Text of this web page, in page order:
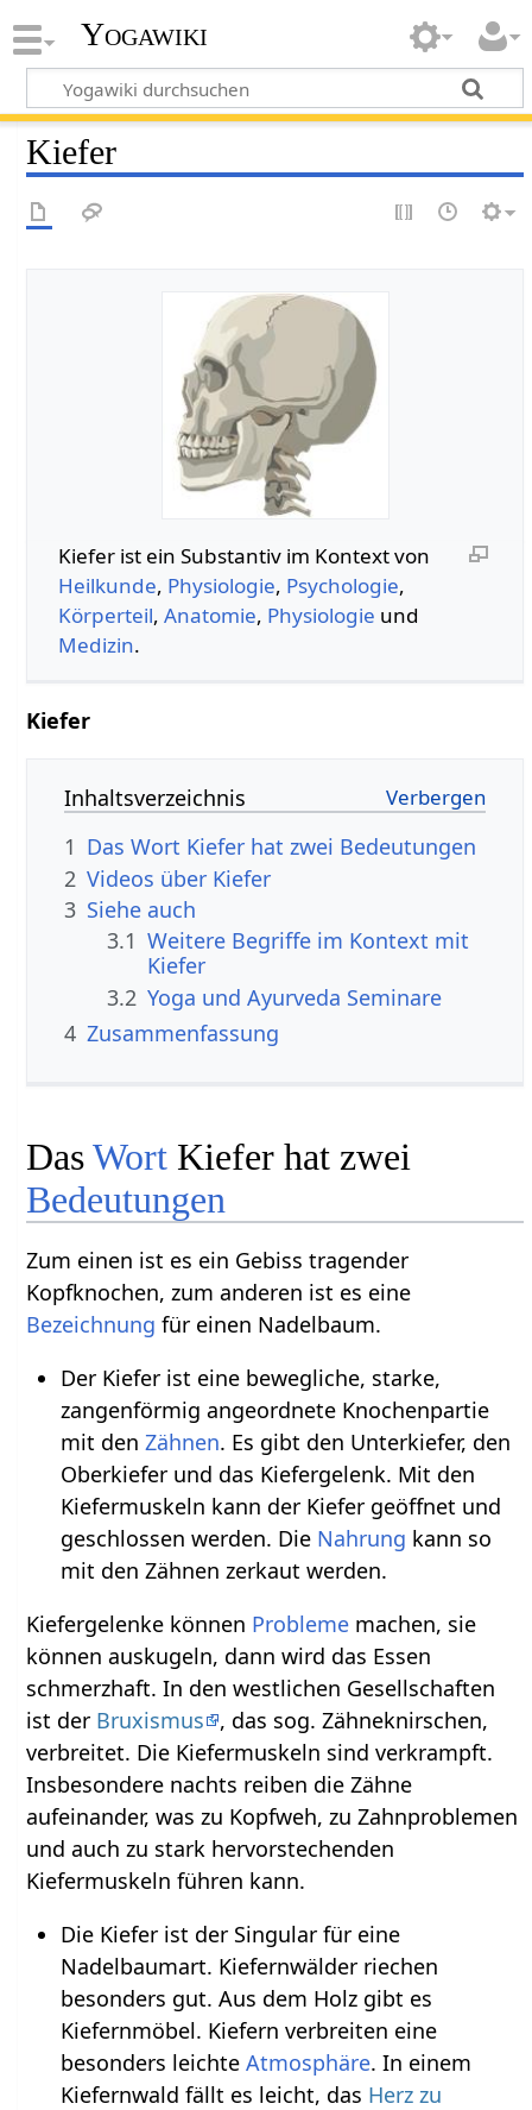
Yogawiki
Kiefer
Kiefer‏‎ ist ein Substantiv im Kontext von
Heilkunde, Physiologie, Psychologie,
Körperteil, Anatomie, Physiologie und
Medizin.
Inhaltsverzeichnis
1 Das Wort Kiefer hat zwei Bedeutungen
2
3 Siehe auch
3.1 Weitere Begriffe im Kontext mit
3.2 Yoga und Ayurveda Seminare
4 Zusammenfassung
DasWort Kiefer hat zwei
Bedeutungen
Zum einen ist es ein Gebiss tragender
Kopfknochen, zum anderen ist es eine
Bezeichnung für einen Nadelbaum.
Der Kiefer ist eine bewegliche, starke,
zangenförmig angeordnete Knochenpartie
mit den Zähnen. Es gibt den Unterkiefer, den
Oberkiefer und das Kiefergelenk. Mit den
Kiefermuskeln kann der Kiefer geöffnet und
geschlossen werden. Die Nahrung kann so
mit den Zähnen zerkaut werden.
Kiefergelenke können Probleme machen, sie
können auskugeln, dann wird das Essen
schmerzhaft. In den westlichen Gesellschaften
ist der Bruxismus
, das sog. Zähneknirschen,
verbreitet. Die Kiefermuskeln sind verkrampft.
Insbesondere nachts reiben die Zähne
aufeinander, was zu Kopfweh, zu Zahnproblemen
und auch zu stark hervorstechenden
Kiefermuskeln führen kann.
Die Kiefer ist der Singular für eine
Nadelbaumart. Kiefernwälder riechen
besonders gut. Aus dem Holz gibt es
Kiefernmöbel. Kiefern verbreiten eine
besonders leichte Atmosphäre. In einem
Kiefernwald fällt es leicht, das Herz zu